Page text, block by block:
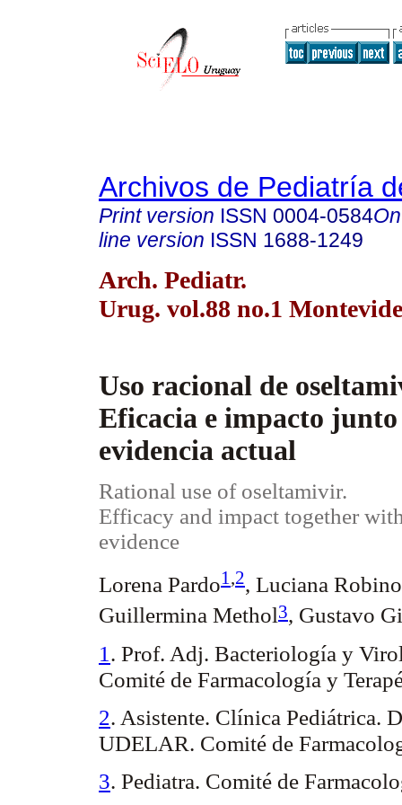
Archivos de Pediatría
Print version ISSN 0004-0584
line version ISSN 1688-1249
Arch. Pediatr.
Urug. vol.88 no.1
Uso racional de
Eficacia e impacto
evidencia actual
Rational use of oseltamivir.
Efficacy and impact together
evidence
Lorena Pardo1 ,2, Luciana Robino
Guillermina Methol3, Gustavo
1 . Prof. Adj. Bacteriología y
Comité de Farmacología y
2. Asistente. Clínica Pediátrica.
UDELAR. Comité de
3. Pediatra. Comité de